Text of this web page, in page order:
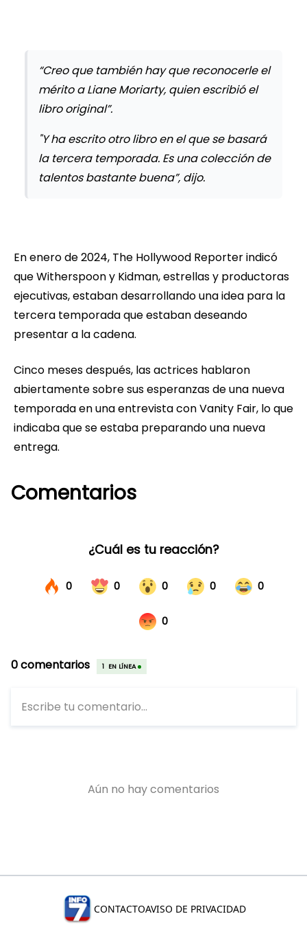
“Creo que también hay que reconocerle el
mérito a Liane Moriarty, quien escribió el
libro original”.
"Y ha escrito otro libro en el que se basará
la tercera temporada. Es una colección de
talentos bastante buena”, dijo.
En enero de 2024, The Hollywood Reporter indicó
que Witherspoon y Kidman, estrellas y productoras
ejecutivas, estaban desarrollando una idea para la
tercera temporada que estaban deseando
presentar a la cadena.
Cinco meses después, las actrices hablaron
abiertamente sobre sus esperanzas de una nueva
temporada en una entrevista con Vanity Fair, lo que
indicaba que se estaba preparando una nueva
entrega.
Comentarios
CONTACTOAVISO DE PRIVACIDAD